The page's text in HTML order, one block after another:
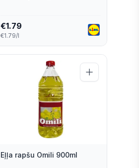
€1.79
€1.79/l
Eļļa rapšu Omili 900ml